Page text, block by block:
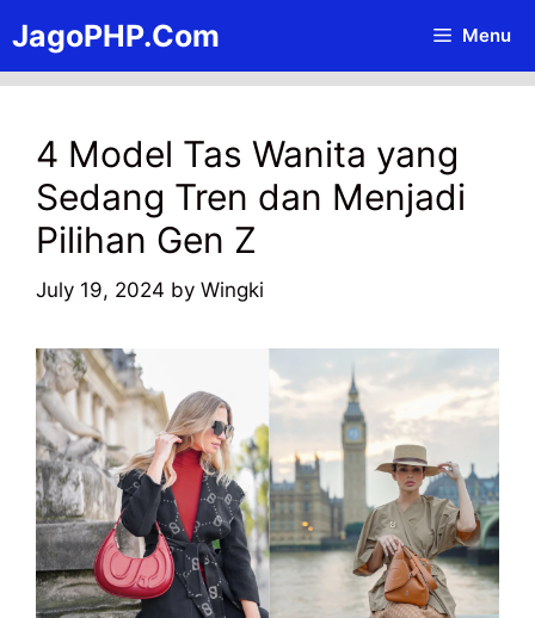
to
content
JagoPHP.Com Menu
4 Model Tas Wanita yang
Sedang Tren dan Menjadi
Pilihan Gen Z
July 19, 2024 by Wingki